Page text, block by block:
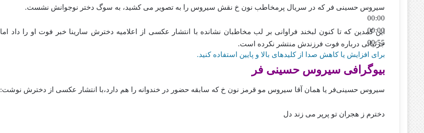
00:00
00:00
00:55
برای افزایش یا کاهش صدا از کلیدهای بالا و پایین استفاده کنید.
سیروس حسینی فر که در سریال پرمخاطب نون خ نقش سیروس را به تصویر می کشید، به سوگ دختر نوجوانش نشست.
این کمدین که تا کنون لبخند فراوانی بر لب مخاطبان نشانده با انتشار عکسی از اعلامیه دخترش سارینا خبر فوت او را داد اما
جزئیاتی درباره فوت فرزندش منتشر نکرده است.
بیوگرافی سیروس حسینی فر
سیروس حسینی‌فر یا همان آقا سیروس مو قرمز نون خ که سابقه حضور در خندوانه را هم دارد،با انتشار عکسی از دخترش نوشت:
دخترم ز هجران تو پرپر می زند دل